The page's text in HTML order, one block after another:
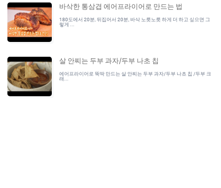
바삭한 통삼겹 에어프라이어로 만드는 법
180도에서 20분, 뒤집어서 20분, 바삭 노릇노릇 하게 더 하고 싶으면 그
렇게 ...
살 안찌는 두부 과자/두부 나초 칩
에어프라이어로 뚝딱 만드는 살 안찌는 두부 과자/두부 나초 칩 /두부 크
래...